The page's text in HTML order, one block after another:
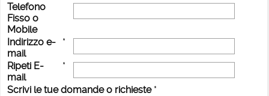
Telefono
Fisso o
Mobile
Indirizzo e-
mail
*
Ripeti E-
mail
*
Scrivi le tue domande o richieste *